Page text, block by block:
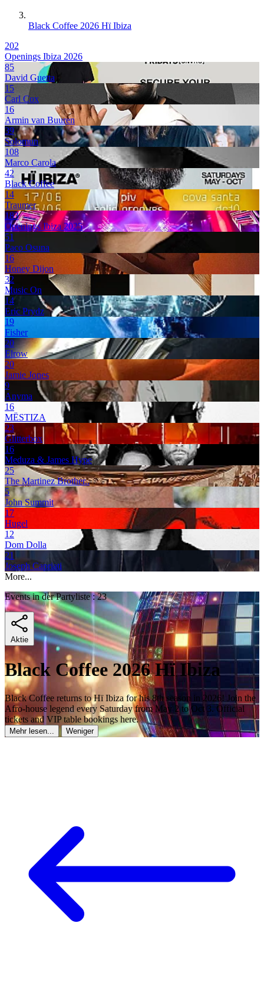
Black Coffee 2026 Hï Ibiza
202
Openings Ibiza 2026
85
David Guetta
15
Carl Cox
16
Armin van Buuren
39
Solomun
108
Marco Carola
42
Black Coffee
14
Traumer
183
Openings Ibiza 2025
51
Paco Osuna
16
Honey Dijon
32
Music On
14
Eric Prydz
19
Fisher
20
Elrow
20
Jamie Jones
9
Anyma
16
MËSTIZA
23
Glitterbox
16
Meduza & James Hype
25
The Martinez Brother..
5
John Summit
17
Hugel
12
Dom Dolla
21
Joseph Capriati
More...
Events in der Partyliste : 23
Aktie
Black Coffee 2026 Hï Ibiza
Black Coffee returns to Hï Ibiza for his 8th season in 2026! Join the
Afro-house legend every Saturday from May 2 to Oct 3. Official
tickets and VIP table bookings here.
Mehr lesen... Weniger